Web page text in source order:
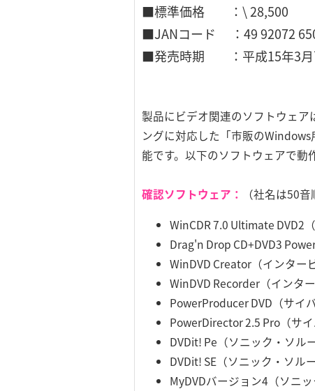
■標準価格 ：\ 28,500
■JANコード ：49 92072
■発売時期 ：平成15年3月
製品にビデオ関連のソフトウェア
ングに対応した「市販の
能です。以下のソフトウェアで動
確認ソフトウェア：
（社名は50音
WinCDR 7.0 Ultimate DVD2
Drag'n Drop CD+DVD3
WinDVD Creator（インター
WinDVD Recorder（インタ
PowerProducer DVD（サイ
PowerDirector 2.5 Pro（サイ
DVDit! Pe（ソニック・ソル
DVDit! SE（ソニック・ソル
MyDVDバージョン4（ソニ